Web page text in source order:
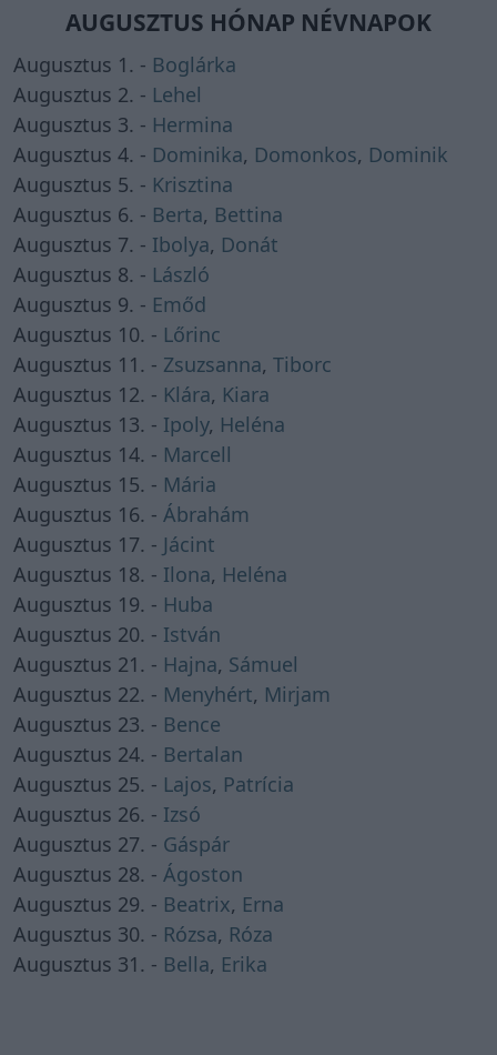
AUGUSZTUS HÓNAP NÉVNAPOK
Augusztus 1. - Boglárka
Augusztus 2. - Lehel
Augusztus 3. - Hermina
Augusztus 4. - Dominika, Domonkos, Dominik
Augusztus 5. - Krisztina
Augusztus 6. - Berta, Bettina
Augusztus 7. - Ibolya, Donát
Augusztus 8. - László
Augusztus 9. - Emőd
Augusztus 10. - Lőrinc
Augusztus 11. - Zsuzsanna, Tiborc
Augusztus 12. - Klára, Kiara
Augusztus 13. - Ipoly, Heléna
Augusztus 14. - Marcell
Augusztus 15. - Mária
Augusztus 16. - Ábrahám
Augusztus 17. - Jácint
Augusztus 18. - Ilona, Heléna
Augusztus 19. - Huba
Augusztus 20. - István
Augusztus 21. - Hajna, Sámuel
Augusztus 22. - Menyhért, Mirjam
Augusztus 23. - Bence
Augusztus 24. - Bertalan
Augusztus 25. - Lajos, Patrícia
Augusztus 26. - Izsó
Augusztus 27. - Gáspár
Augusztus 28. - Ágoston
Augusztus 29. - Beatrix, Erna
Augusztus 30. - Rózsa, Róza
Augusztus 31. - Bella, Erika